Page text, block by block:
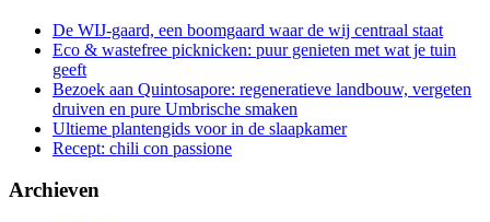
De WIJ-gaard, een boomgaard waar de wij centraal staat
Eco & wastefree picknicken: puur genieten met wat je tuin
geeft
Bezoek aan Quintosapore: regeneratieve landbouw, vergeten
druiven en pure Umbrische smaken
Ultieme plantengids voor in de slaapkamer
Recept: chili con passione
Archieven